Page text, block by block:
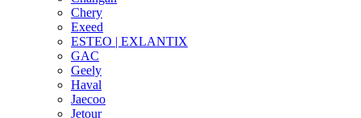
Chery
Exeed
ESTEO | EXLANTIX
GAC
Geely
Haval
Jaecoo
Jetour